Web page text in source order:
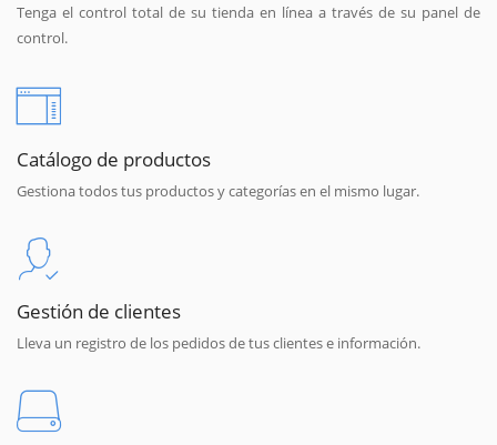
Tenga el control total de su tienda en línea a través de su panel de
control.
Catálogo de productos
Gestiona todos tus productos y categorías en el mismo lugar.
Gestión de clientes
Lleva un registro de los pedidos de tus clientes e información.